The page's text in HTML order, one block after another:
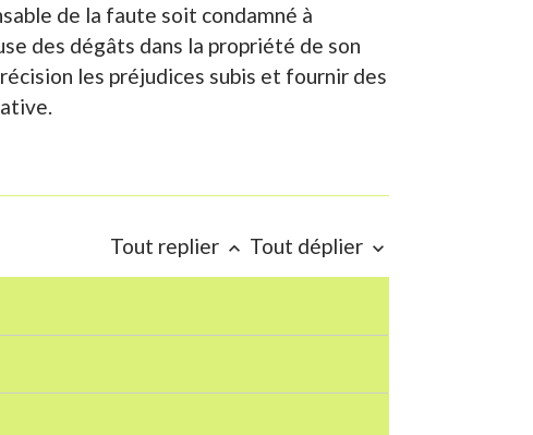
de la faute soit condamné à
des dégâts dans la propriété de son
les préjudices subis et fournir des
Tout replier keyboard_arrow_up Tout déplier keyboard_arrow_down